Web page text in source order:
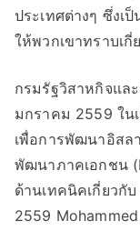
ประเทศต่างๆ ซึ่งเ
ให้พวกเขาทราบเ
กรมรัฐวิสาหกิจแล
มกราคม 2559 ใน
เพื่อการพัฒนาอิสล
พัฒนาภาคเอกชน
ด้านเทคนิคเกี่ยวกั
2559